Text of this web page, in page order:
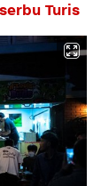
Turis